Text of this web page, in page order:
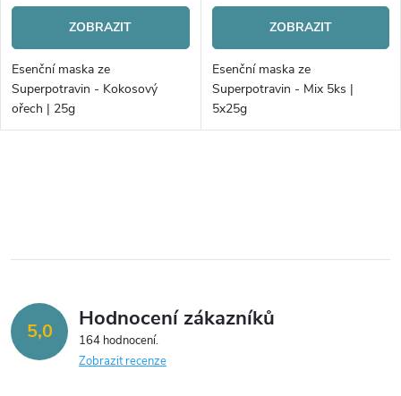
ZOBRAZIT
Esenční maska ze
Superpotravin - Kokosový
ořech | 25g
ZOBRAZIT
Esenční maska ze
Superpotravin - Mix 5ks |
5x25g
l
d
a
5,0 Hodnocení zákazníků
164 hodnocení
Zobrazit recenze